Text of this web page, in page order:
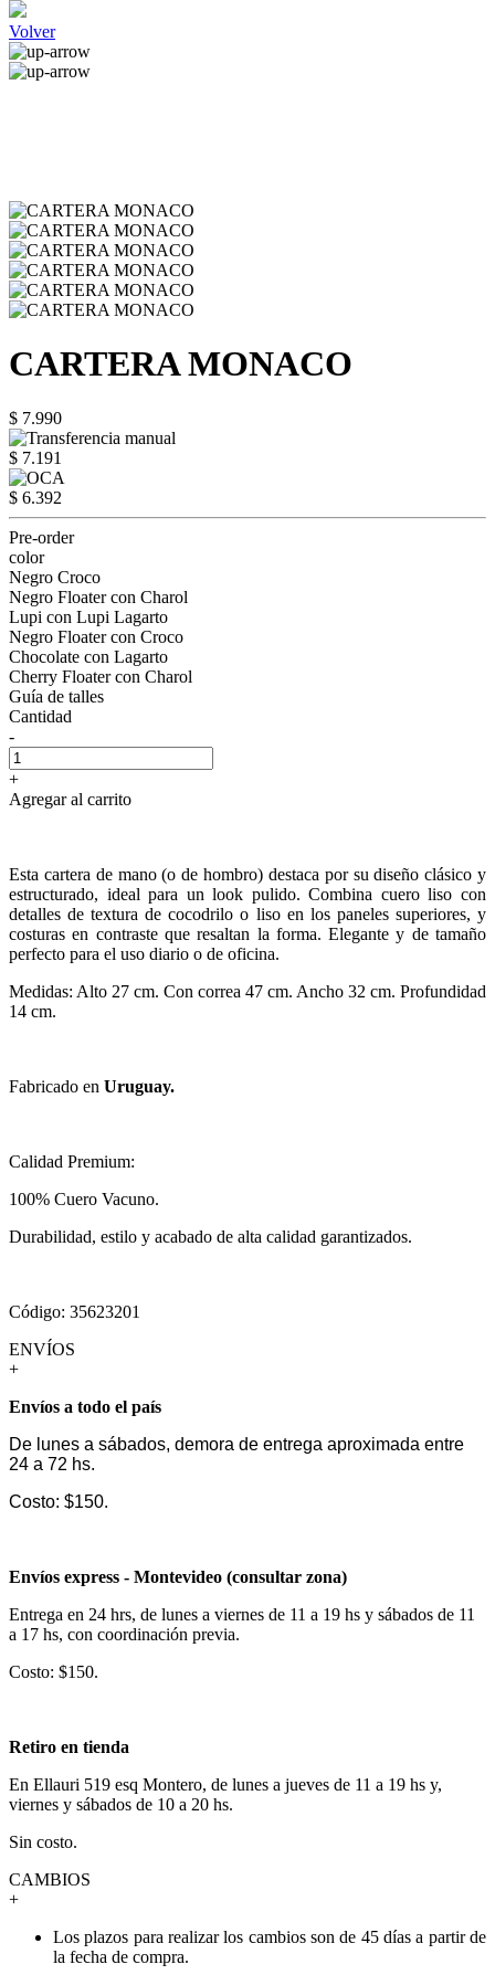
Volver
CARTERA MONACO
$ 7.990
$ 7.191
$ 6.392
Pre-order
color
Negro Croco
Negro Floater con Charol
Lupi con Lupi Lagarto
Negro Floater con Croco
Chocolate con Lagarto
Cherry Floater con Charol
Guía de talles
Cantidad
-
+
Agregar al carrito
Esta cartera de mano (o de hombro) destaca por su diseño clásico y
estructurado, ideal para un look pulido. Combina cuero liso con
detalles de textura de cocodrilo o liso en los paneles superiores, y
costuras en contraste que resaltan la forma. Elegante y de tamaño
perfecto para el uso diario o de oficina.
Medidas: Alto 27 cm. Con correa 47 cm. Ancho 32 cm. Profundidad
14 cm.
Fabricado en Uruguay.
Calidad Premium:
100% Cuero Vacuno.
Durabilidad, estilo y acabado de alta calidad garantizados.
Código: 35623201
ENVÍOS
+
Envíos a todo el país
De lunes a sábados, demora de entrega aproximada entre
24 a 72 hs.
Costo: $150.
Envíos express - Montevideo (consultar zona)
Entrega en 24 hrs, de lunes a viernes de 11 a 19 hs y sábados de 11
a 17 hs, con coordinación previa.
Costo: $150.
Retiro en tienda
En Ellauri 519 esq Montero, de lunes a jueves de 11 a 19 hs y,
viernes y sábados de 10 a 20 hs.
Sin costo.
CAMBIOS
+
Los plazos para realizar los cambios son de 45 días a partir de
la fecha de compra.